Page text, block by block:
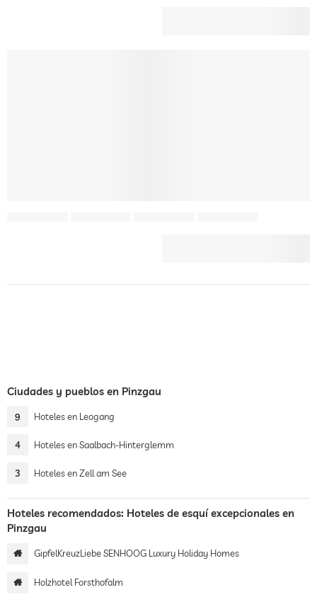
Ciudades y pueblos en Pinzgau
9 Hoteles en Leogang
4 Hoteles en Saalbach-Hinterglemm
3 Hoteles en Zell am See
Hoteles recomendados: Hoteles de esquí excepcionales en
Pinzgau
GipfelKreuzLiebe SENHOOG Luxury Holiday Homes
Holzhotel Forsthofalm